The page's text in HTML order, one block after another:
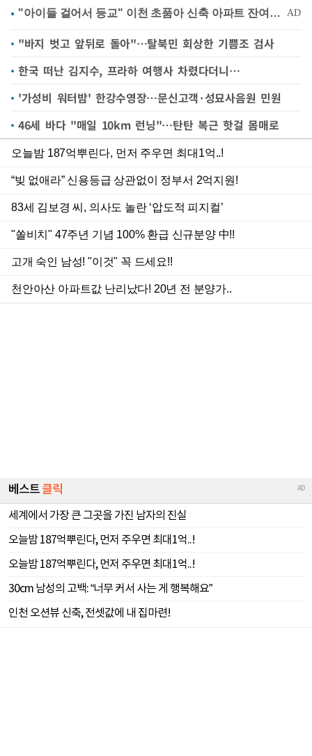
"바지 벗고 앞뒤로 돌아"…탈북민 회상한 기쁨조 검사
한국 떠난 김지수, 프라하 여행사 차렸다더니…
'가성비 워터밤' 한강수영장…문신고객·성묘사음원 민원
46세 바다 "매일 10km 런닝"…탄탄 복근 핫걸 몸매로